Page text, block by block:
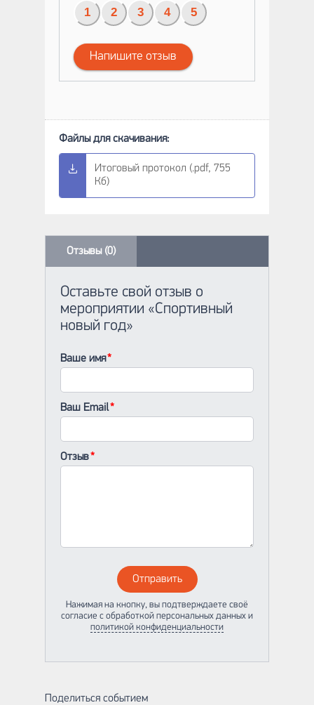
1 2 3 4 5
Напишите отзыв
Итоговый протокол (.pdf, 755
Кб)
Отзывы (0)
Оставьте свой отзыв о
мероприятии «Спортивный
новый год»
Ваше имя
Ваш Email
Отзыв
Отправить
Нажимая на кнопку, вы подтверждаете своё
согласие с обработкой персональных данных и
политикой конфиденциальности
Поделиться событием